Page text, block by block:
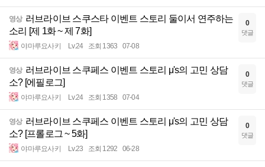
영상 러브라이브 스쿠스타 이벤트 스토리 둘이서 연주하는
소리 [제 1화 ~ 제 7화]
야마루요사키 Lv.24 조회 1363 07-08
0
댓글
영상 러브라이브 스쿠페스 이벤트 스토리 μ's의 고민 상담
소? [에필로그]
야마루요사키 Lv.24 조회 1358 07-04
0
댓글
영상 러브라이브 스쿠페스 이벤트 스토리 μ's의 고민 상담
소? [프롤로그 ~ 5화]
야마루요사키 Lv.23 조회 1292 06-28
0
댓글